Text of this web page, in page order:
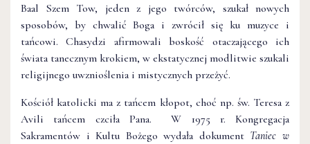
Baal Szem Tow, jeden z jego twórców, szukał nowych
sposobów, by chwalić Boga i zwrócił się ku muzyce i
tańcowi. Chasydzi afirmowali boskość otaczającego ich
świata tanecznym krokiem, w ekstatycznej modlitwie szukali
religijnego uwznioślenia i mistycznych przeżyć.
Kościół katolicki ma z tańcem kłopot, choć np. św. Teresa z
Avili tańcem czciła Pana. W 1975 r. Kongregacja
Sakramentów i Kultu Bożego wydała dokument Taniec w